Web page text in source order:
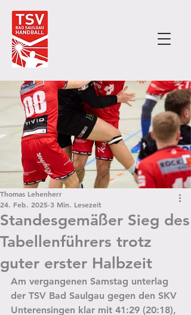
Standesgemäßer Sieg des
Tabellenführers trotz
guter erster Halbzeit
Thomas Lehenherr
24. Feb. 2025 3 Min. Lesezeit
Am vergangenen Samstag unterlag
der TSV Bad Saulgau gegen den SKV
Unterensingen klar mit 41:29 (20:18),